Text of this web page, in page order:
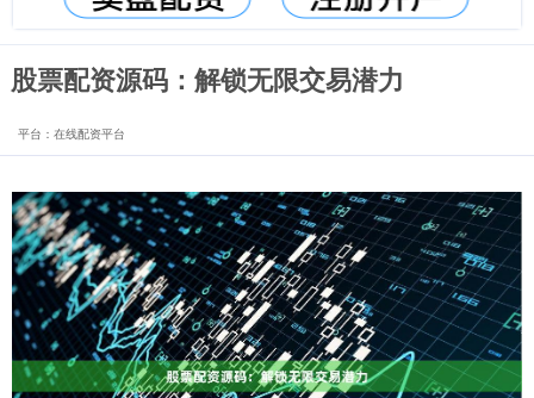
股票配资源码：解锁无限交易潜力
平台：在线配资平台